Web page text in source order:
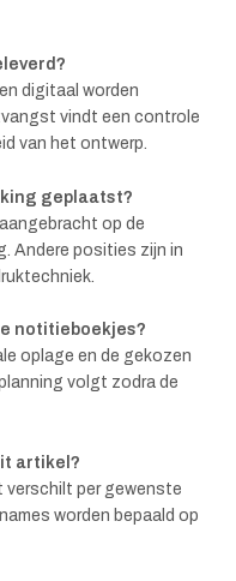
digitaal worden
vindt een controle
van het ontwerp.
geplaatst?
op de
Andere posities zijn in
notitieboekjes?
oplage en de gekozen
volgt zodra de
artikel?
verschilt per gewenste
worden bepaald op